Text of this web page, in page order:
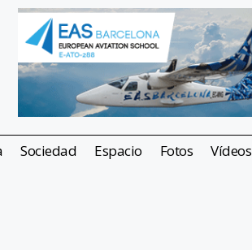
Sociedad Espacio Fotos Vídeos